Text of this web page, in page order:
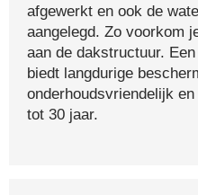
afgewerkt en ook de
aangelegd. Zo voorkom
aan de dakstructuur.
biedt langdurige
onderhoudsvriendelijk
tot 30 jaar.